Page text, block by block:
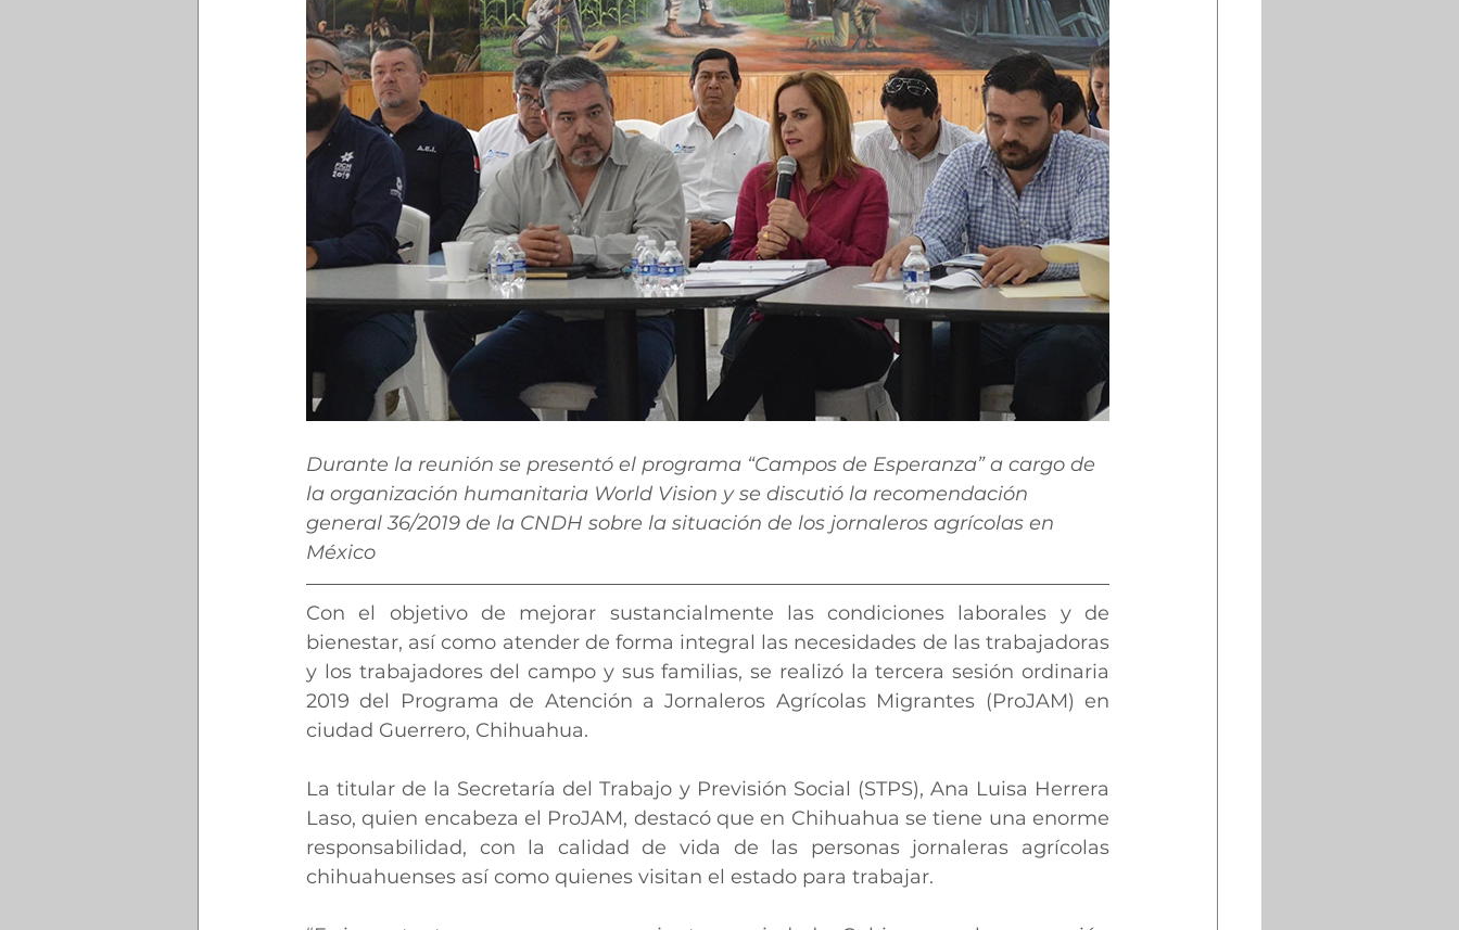
Durante la reunión se presentó el programa “Campos de Esperanza” a cargo de
la organización humanitaria World Vision y se discutió la recomendación
general 36/2019 de la CNDH sobre la situación de los jornaleros agrícolas en
México
Con el objetivo de mejorar sustancialmente las condiciones laborales y de
bienestar, así como atender de forma integral las necesidades de las trabajadoras
y los trabajadores del campo y sus familias, se realizó la tercera sesión ordinaria
2019 del Programa de Atención a Jornaleros Agrícolas Migrantes (ProJAM) en
ciudad Guerrero, Chihuahua.
La titular de la Secretaría del Trabajo y Previsión Social (STPS), Ana Luisa Herrera
Laso, quien encabeza el ProJAM, destacó que en Chihuahua se tiene una enorme
responsabilidad, con la calidad de vida de las personas jornaleras agrícolas
chihuahuenses así como quienes visitan el estado para trabajar.